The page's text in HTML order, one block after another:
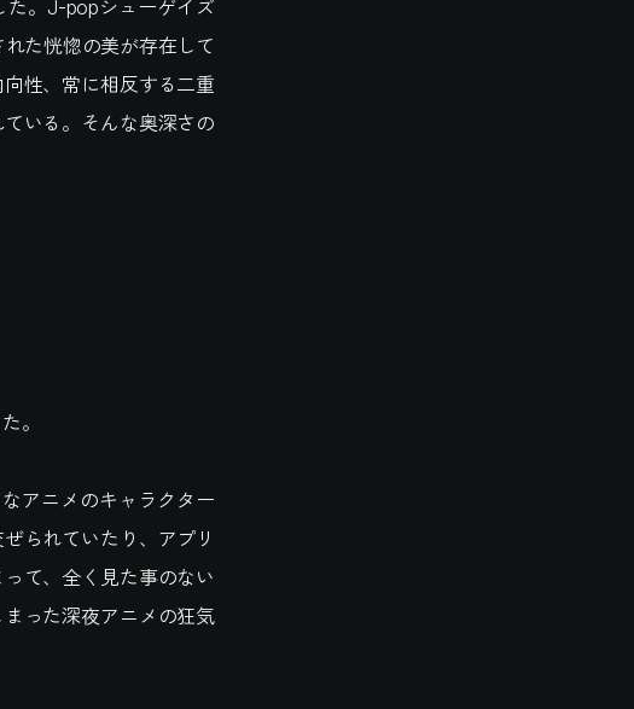
た。J-popシューゲイズ
た恍惚の美が存在して
性、常に相反する二重
いる。そんな奥深さの
。
アニメのキャラクター
られていたり、アプリ
て、全く見た事のない
った深夜アニメの狂気